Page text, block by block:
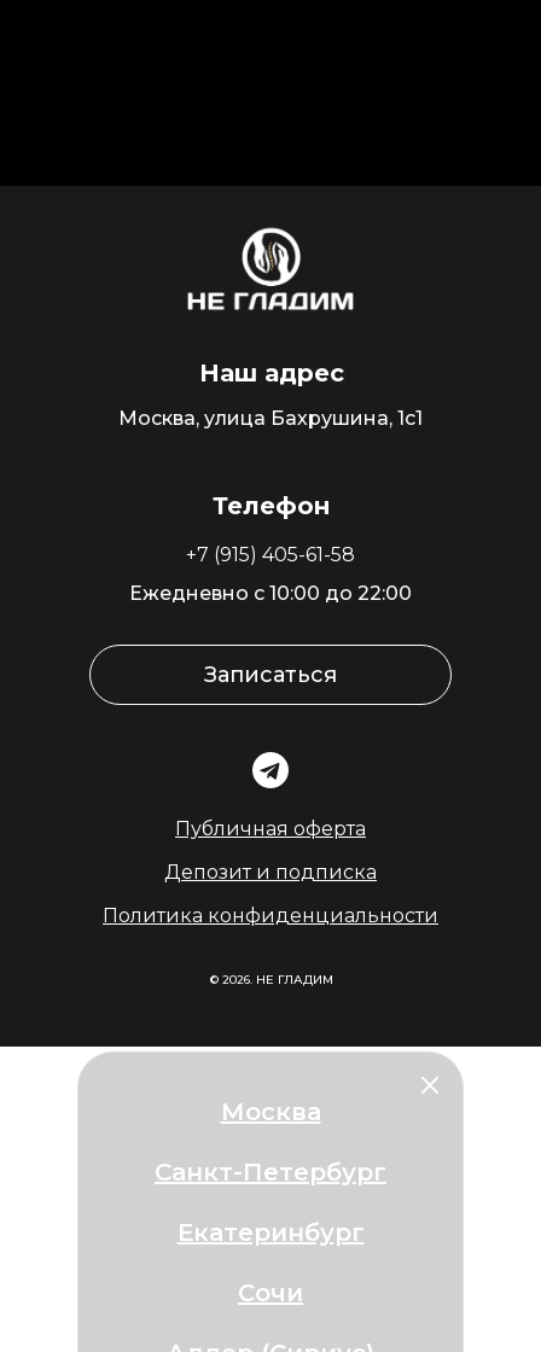
Москва, улица Бахрушина, 1с1
Публичная оферта
Депозит и подписка
Политика конфиденциальности
+7 (915) 405-61-58
Наш адрес
Ежедневно с 10:00 до 22:00
© 2026. НЕ ГЛАДИМ
Телефон
Записаться
Москва
Санкт-Петербург
Екатеринбург
Сочи